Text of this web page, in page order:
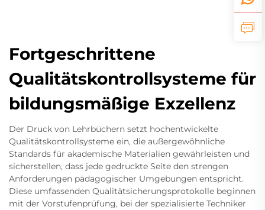
Fortgeschrittene
Qualitätskontrollsysteme für
bildungsmäßige Exzellenz
Der Druck von Lehrbüchern setzt hochentwickelte
Qualitätskontrollsysteme ein, die außergewöhnliche
Standards für akademische Materialien gewährleisten und
sicherstellen, dass jede gedruckte Seite den strengen
Anforderungen pädagogischer Umgebungen entspricht.
Diese umfassenden Qualitätsicherungsprotokolle beginnen
mit der Vorstufenprüfung, bei der spezialisierte Techniker